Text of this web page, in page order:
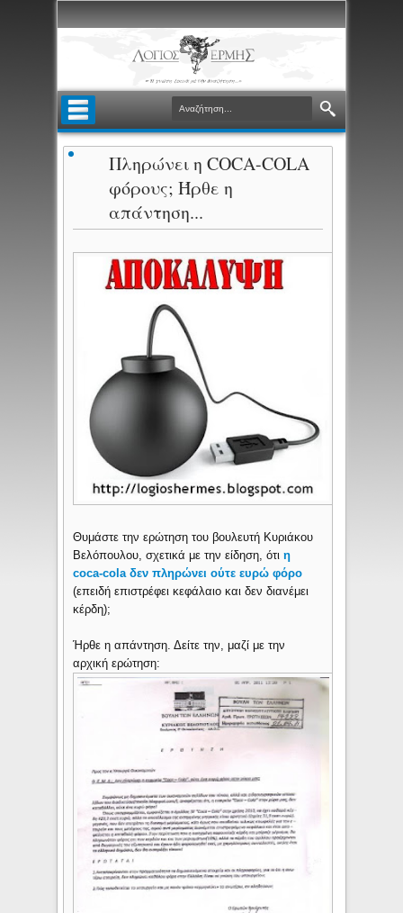
Πληρώνει η COCA-COLA
φόρους; Ήρθε η
απάντηση...
Θυμάστε την ερώτηση του βουλευτή Κυριάκου
Βελόπουλου, σχετικά με την είδηση, ότιη
coca-cola δεν πληρώνει ούτε ευρώ φόρο
(επειδή επιστρέφει κεφάλαιο και δεν διανέμει
κέρδη);
Ήρθε η απάντηση. Δείτε την, μαζί με την
αρχική ερώτηση: